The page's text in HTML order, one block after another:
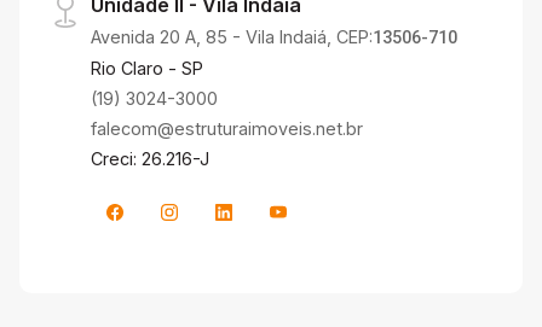
Unidade II - Vila Indaiá
Avenida 20 A, 85 - Vila Indaiá, CEP:13506-710
Rio Claro - SP
(19) 3024-3000
falecom@estruturaimoveis.net.br
Creci: 26.216-J